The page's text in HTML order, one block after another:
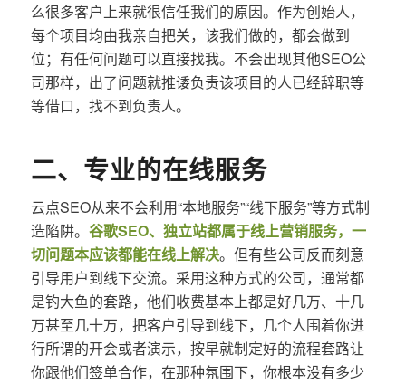
么很多客户上来就很信任我们的原因。作为创始人，
每个项目均由我亲自把关，该我们做的，都会做到
位；有任何问题可以直接找我。不会出现其他SEO公
司那样，出了问题就推诿负责该项目的人已经辞职等
等借口，找不到负责人。
二、专业的在线服务
云点SEO从来不会利用“本地服务”“线下服务”等方式制
造陷阱。 谷歌SEO、独立站都属于线上营销服务，一
切问题本应该都能在线上解决。但有些公司反而刻意
引导用户到线下交流。采用这种方式的公司，通常都
是钓大鱼的套路，他们收费基本上都是好几万、十几
万甚至几十万，把客户引导到线下，几个人围着你进
行所谓的开会或者演示，按早就制定好的流程套路让
你跟他们签单合作，在那种氛围下，你根本没有多少